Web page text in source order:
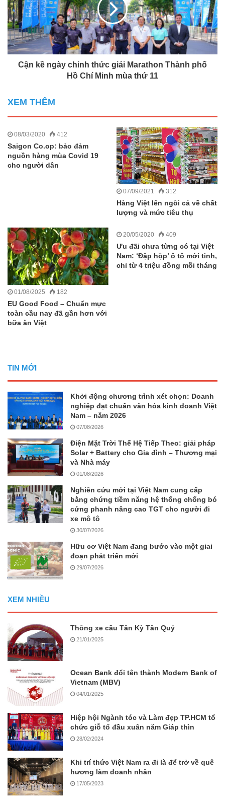
Cận kề ngày chinh thức giải Marathon Thành phố
Hồ Chí Minh mùa thứ 11
XEM THÊM
08/03/2020 412
Saigon Co.op: bảo đảm
nguồn hàng mùa Covid 19
cho người dân
07/09/2021 312
Hàng Việt lên ngôi cả về chất
lượng và mức tiêu thụ
01/08/2025 182
EU Good Food – Chuẩn mực
toàn cầu nay đã gần hơn với
bữa ăn Việt
20/05/2020 409
Ưu đãi chưa từng có tại Việt
Nam: ‘Đập hộp’ ô tô mới tinh,
chỉ từ 4 triệu đồng mỗi tháng
TIN MỚI
Khởi động chương trình xét chọn: Doanh
nghiệp đạt chuẩn văn hóa kinh doanh Việt
Nam – năm 2026
07/08/2026
Điện Mặt Trời Thế Hệ Tiếp Theo: giải pháp
Solar + Battery cho Gia đình – Thương mại
và Nhà máy
01/08/2026
Nghiên cứu mới tại Việt Nam cung cấp
bằng chứng tiềm năng hệ thống chống bó
cứng phanh nâng cao TGT cho người đi
xe mô tô
30/07/2026
Hữu cơ Việt Nam đang bước vào một giai
đoạn phát triển mới
29/07/2026
XEM NHIỀU
Thông xe cầu Tân Kỳ Tân Quý
21/01/2025
Ocean Bank đổi tên thành Modern Bank of
Vietnam (MBV)
04/01/2025
Hiệp hội Ngành tóc và Làm đẹp TP.HCM tổ
chức giỗ tổ đầu xuân năm Giáp thìn
28/02/2024
Khi trí thức Việt Nam ra đi là để trở về quê
hương làm doanh nhân
17/05/2023